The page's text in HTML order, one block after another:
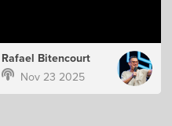
Rafael Bitencourt
Nov 23 2025